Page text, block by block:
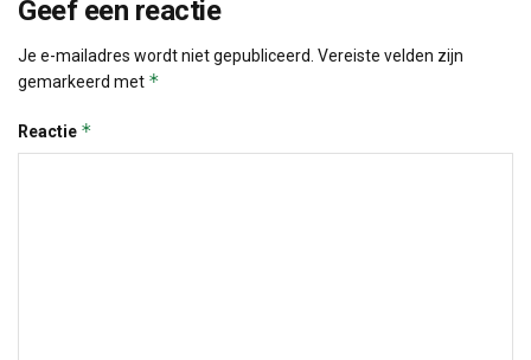
Geef een reactie
Je e-mailadres wordt niet gepubliceerd. Vereiste velden zijn
gemarkeerd met *
Reactie *